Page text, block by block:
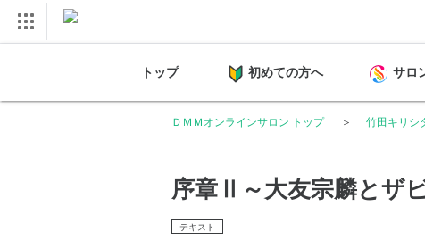
トップ 初めての方へ サロ
ＤＭＭオンラインサロン トップ 竹田キリシ
序章Ⅱ～大友宗麟とザ
テキスト